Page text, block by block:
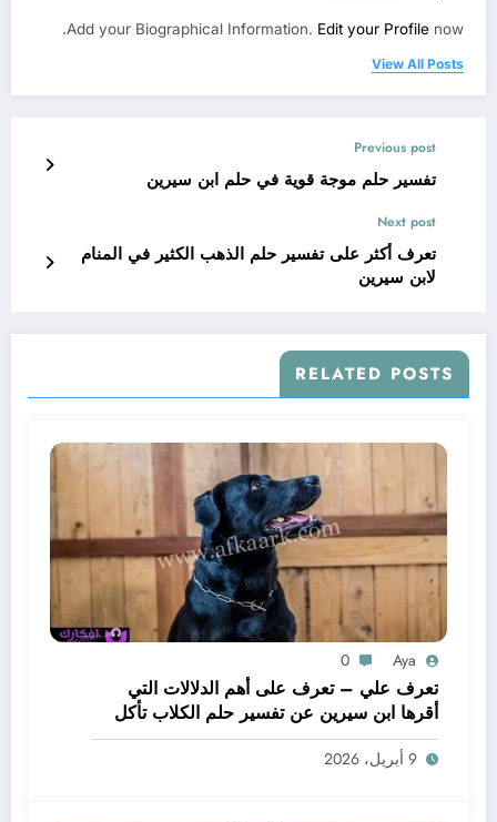
Add your Biographical Information. Edit your Profile now.
View All Posts
Previous post
تفسير حلم موجة قوية في حلم ابن سيرين
Next post
تعرف أكثر على تفسير حلم الذهب الكثير في المنام
لابن سيرين
RELATED POSTS
Aya
0
تعرف علي – تعرف على أهم الدلالات التي
أقرها ابن سيرين عن تفسير حلم الكلاب تأكل
لحم – بالتفصيل
9 أبريل، 2026